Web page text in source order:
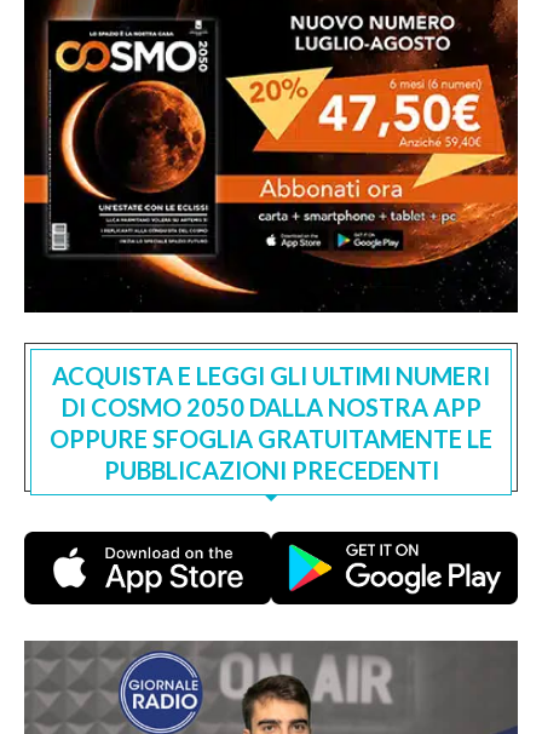
ACQUISTA E LEGGI GLI ULTIMI NUMERI
DI COSMO 2050 DALLA NOSTRA APP
OPPURE SFOGLIA GRATUITAMENTE LE
PUBBLICAZIONI PRECEDENTI